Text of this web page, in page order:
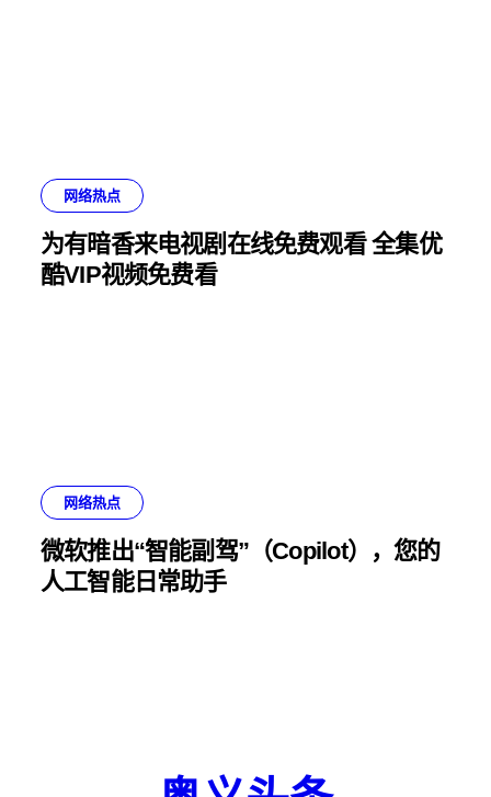
网络热点
为有暗香来电视剧在线免费观看 全集优
酷VIP视频免费看
网络热点
微软推出“智能副驾”（Copilot），您的
人工智能日常助手